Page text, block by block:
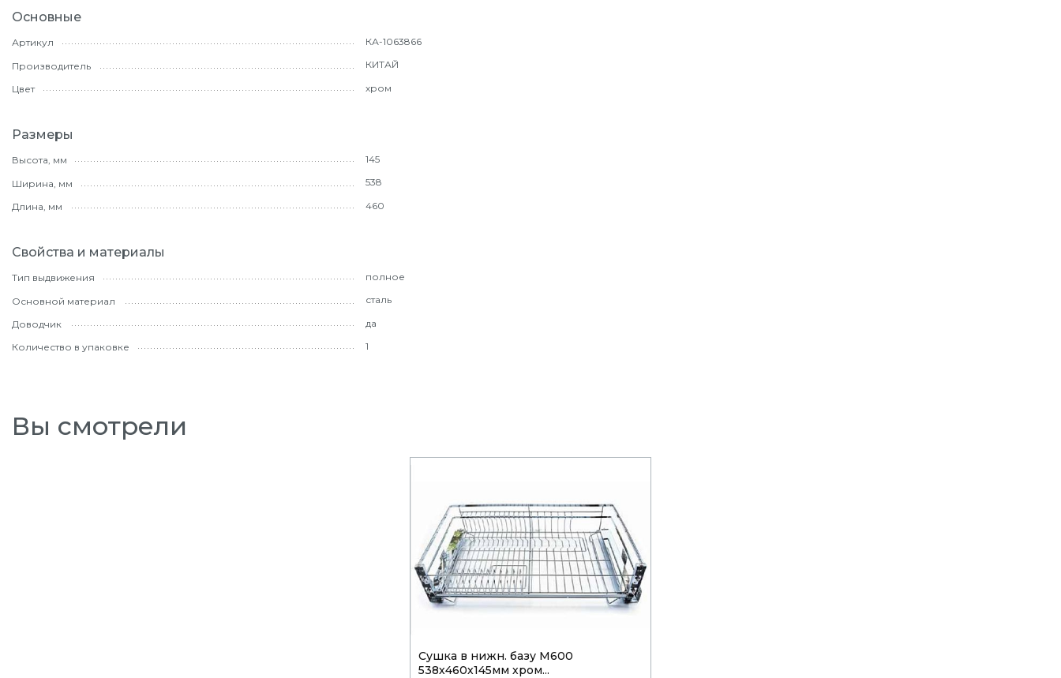
Основные
Артикул КА-1063866
Производитель КИТАЙ
Цвет хром
Размеры
Высота, мм 145
Ширина, мм 538
Длина, мм 460
Свойства и материалы
Тип выдвижения полное
Основной материал сталь
Доводчик да
Количество в упаковке 1
Вы смотрели
Сушка в нижн. базу М600
538х460х145мм хром...